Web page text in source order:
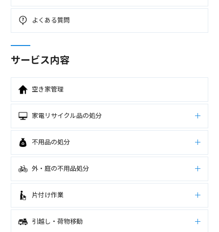
よくある質問
サービス内容
空き家管理
家電リサイクル品の処分
不用品の処分
外・庭の不用品処分
片付け作業
引越し・荷物移動